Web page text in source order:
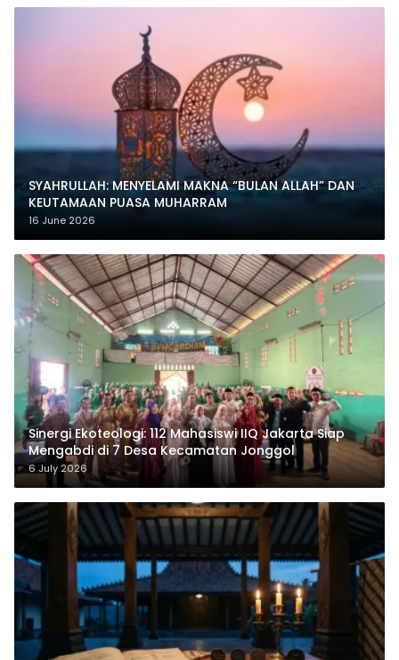
SYAHRULLAH: MENYELAMI MAKNA “BULAN ALLAH” DAN
KEUTAMAAN PUASA MUHARRAM
16 June 2026
‎Sinergi Ekoteologi: 112 Mahasiswi IIQ Jakarta Siap
Mengabdi di 7 Desa Kecamatan Jonggol
6 July 2026